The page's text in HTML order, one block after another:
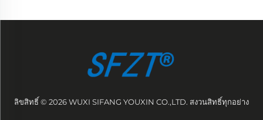
ลิขสิทธิ์ © 2026 WUXI SIFANG YOUXIN CO.,LTD. สงวนสิทธิ์ทุกอย่าง